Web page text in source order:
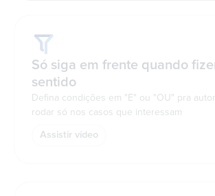
Só siga em frente quando
sentido
Defina condições em "E" ou "OU" pra
rodar só nos casos que interessam
Assistir vídeo